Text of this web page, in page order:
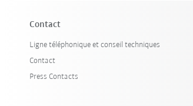
Contact
Ligne téléphonique et conseil techniques
Contact
Press Contacts